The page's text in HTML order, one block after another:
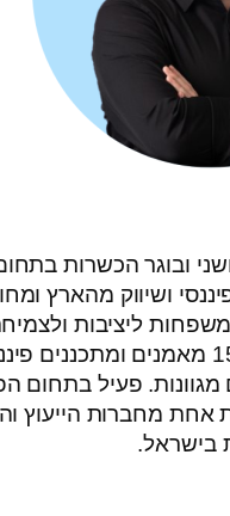
ובוגר הכשרות
ושיווק מהארץ
למעלה מ-2,500 משפחות ליציבות
והכשיר יותר מ-150 מאמנים ומתכננים
פעיל בתחום
את אחת מחברות הייעוץ
בישראל.